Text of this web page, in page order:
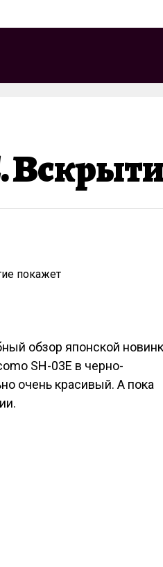
обзор японской
SH-03E в черно-
очень красивый. А пока